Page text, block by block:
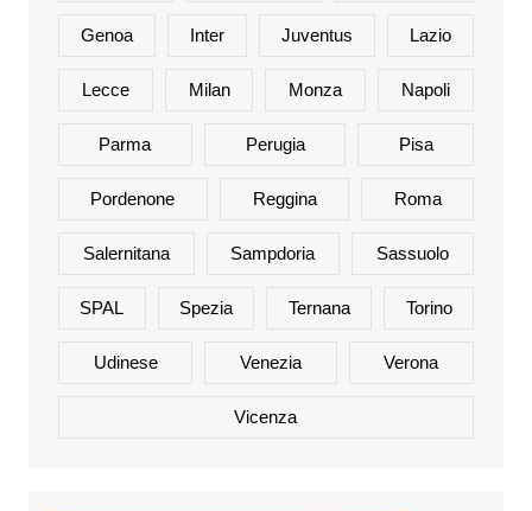
Genoa Inter Juventus Lazio
Lecce Milan Monza Napoli
Parma Perugia Pisa
Pordenone Reggina Roma
Salernitana Sampdoria Sassuolo
SPAL Spezia Ternana Torino
Udinese Venezia Verona
Vicenza